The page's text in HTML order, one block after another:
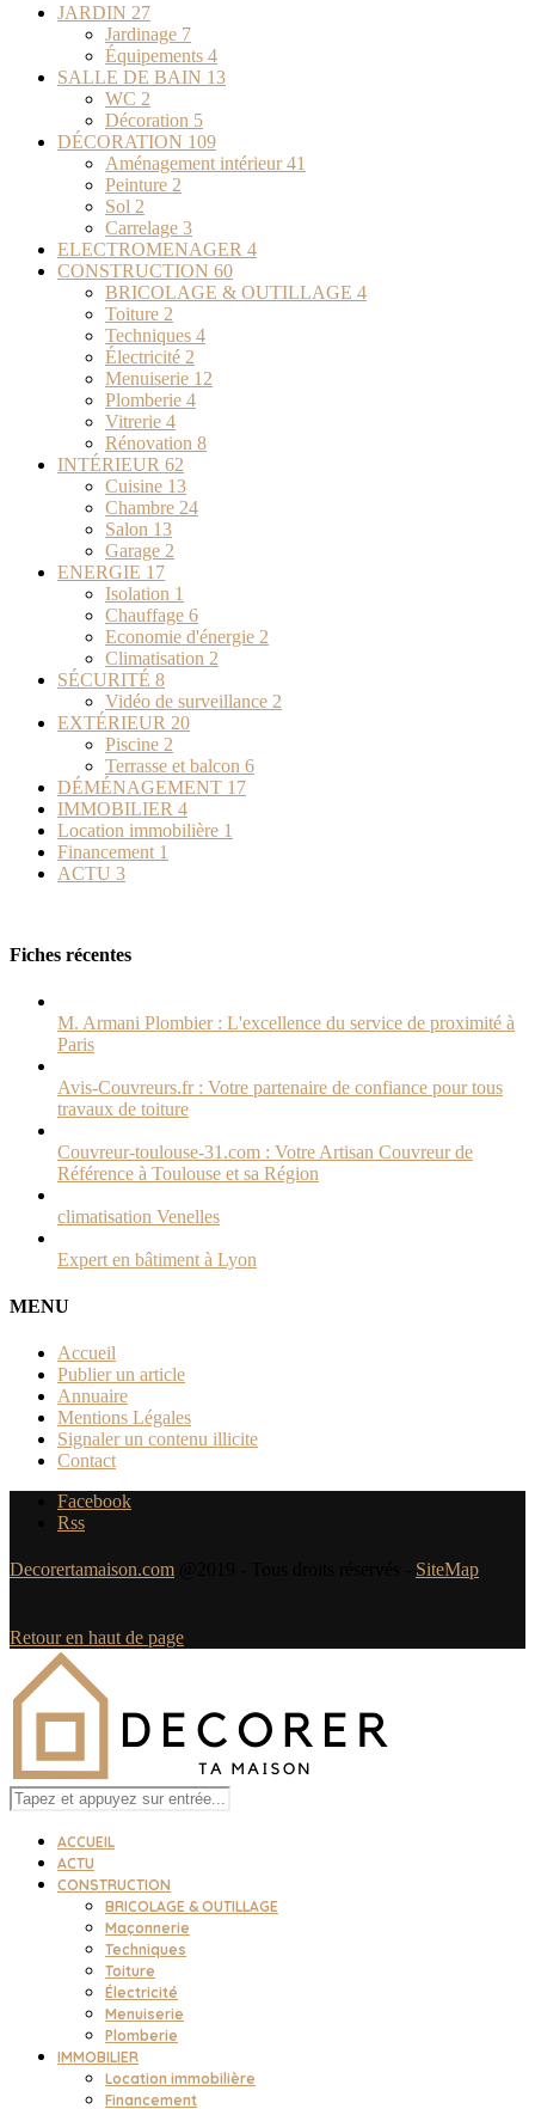
JARDIN 27
Jardinage 7
Équipements 4
SALLE DE BAIN 13
WC 2
Décoration 5
DÉCORATION 109
Aménagement intérieur41
Peinture 2
Sol 2
Carrelage 3
ELECTROMENAGER 4
CONSTRUCTION 60
BRICOLAGE & OUTILLAGE 4
Toiture 2
Techniques 4
Électricité 2
Menuiserie 12
Plomberie 4
Vitrerie 4
Rénovation 8
INTÉRIEUR 62
Cuisine 13
Chambre 24
Salon 13
Garage 2
ENERGIE 17
Isolation 1
Chauffage 6
Economie d'énergie 2
Climatisation 2
SÉCURITÉ 8
Vidéo de surveillance 2
EXTÉRIEUR 20
Piscine 2
Terrasse et balcon 6
DÉMÉNAGEMENT 17
IMMOBILIER 4
Location immobilière 1
Financement 1
ACTU 3
Fiches récentes
M. Armani Plombier : L'excellence du service de proximité à
Paris
Avis-Couvreurs.fr : Votre partenaire de confiance pour tous
travaux de toiture
Couvreur-toulouse-31.com : Votre Artisan Couvreur de
Référence à Toulouse et sa Région
climatisation Venelles
Expert en bâtiment à Lyon
MENU
Accueil
Publier un article
Annuaire
Mentions Légales
Signaler un contenu illicite
Contact
Facebook
Rss
Decorertamaison.com SiteMap
Retour en haut de page
ACCUEIL
ACTU
CONSTRUCTION
BRICOLAGE & OUTILLAGE
Maçonnerie
Techniques
Toiture
Électricité
Menuiserie
Plomberie
IMMOBILIER
Location immobilière
Financement